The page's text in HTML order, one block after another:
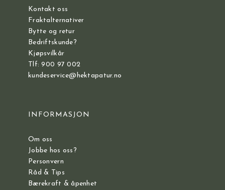
Kontakt oss
Fraktalternativer
Bytte og retur
Bedriftskunde?
Kjøpsvilkår
Tlf: 900 97 002
kundeservice@hektapatur.no
INFORMASJON
Om oss
Jobbe hos oss?
Personvern
Råd & Tips
Bærekraft & åpenhet